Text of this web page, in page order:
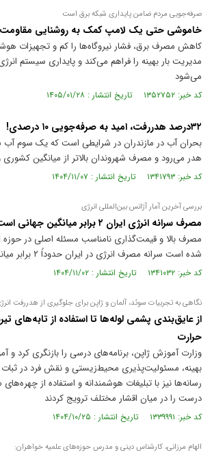
صرفه‌جویی مردم ضامن پایداری شبکه برق است
خاموشی حتی یک لامپ کمک به روشنایی
کاهش مصرف برق، فشار نیروگاه‌ها را کم و تجهیزات
مدیریت بار بهینه را فراهم می‌کند و پایداری سیستم
می‌شود
کد خبر: ۱۳۵۲۷۵۲ تاریخ انتشار : ۱۴۰۵/۰۱/۲۸
۳۲درصد هدررفت، امید به صرفه‌جویی ۱۰ درصدی!
بحران آب در مازندران در شرایطی است که یک سوم
هدر می‌رود و مصرف شهروندان بالاتر از میانگین
کد خبر: ۱۳۴۱۷۹۳ تاریخ انتشار : ۱۴۰۴/۱۱/۰۷
بررسی آخرین آمار آژانس بین‌المللی انرژی
مصرف سرانه انرژی ایران ۲ برابر میانگین جهانی است
مصرف بالا و قیمت‌گذاری نامناسب مسئله اصلی در
شده است سرانه مصرف انرژی در ایران حدوداً ۲ برابر میانگین جهانی باشد
کد خبر: ۱۳۴۱۰۳۲ تاریخ انتشار : ۱۴۰۴/۱۱/۰۲
نگاهی به تجربیات سوئد، آلمان و ژاپن برای جلوگیری از هدررفت
از عایق‌بندی پشمی لوله‌ها تا استفاده از تابه‌های
حرارت
وزارت آموزش ژاپن، برنامه‌های درسی را بازنگری کرد و
بهینه، مسئولیت‌پذیری محیط‌زیستی و نقش فرد در
رسانه‌ها نیز با تبلیغات هوشمندانه و استفاده از
درست را در میان اقشار مختلف ترویج کردند
کد خبر: ۱۳۳۹۹۹۱ تاریخ انتشار : ۱۴۰۴/۱۰/۲۵
الهام مرزانی، کارشناس دینی و مدرس حوزه‌های علمیه خواهران: